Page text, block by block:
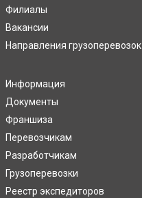
Филиалы
Вакансии
Направления грузоперевозок
Информация
Документы
Франшиза
Перевозчикам
Разработчикам
Грузоперевозки
Реестр экспедиторов